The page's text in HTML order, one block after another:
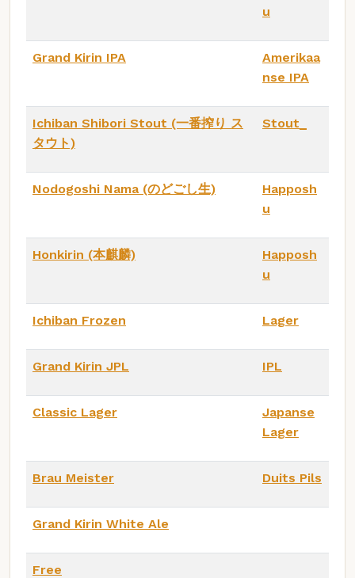
u
Grand Kirin IPA
Amerikaa
nse IPA
Ichiban Shibori Stout (一番搾り ス
タウト)
Stout_
Nodogoshi Nama (のどごし生)
Happosh
u
Honkirin (本麒麟)
Happosh
u
Ichiban Frozen Lager
Grand Kirin JPL IPL
Classic Lager
Japanse
Lager
Brau Meister Duits Pils
Grand Kirin White Ale
Free